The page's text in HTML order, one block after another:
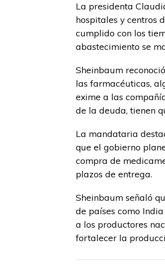
La presidenta
hospitales y centros
cumplido con los
abastecimiento se
Sheinbaum
las farmacéuticas,
exime a las
de la deuda, tienen
La mandataria
que el gobierno
compra de
plazos de entrega.
Sheinbaum señaló
de países como
a los productores
fortalecer la